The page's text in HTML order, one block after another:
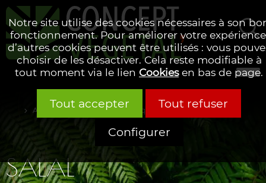
Notre site utilise des cookies nécessaires à son
fonctionnement. Pour améliorer votre
d’autres cookies peuvent être utilisés : vous
choisir de les désactiver. Cela reste modifiable à
tout moment via le lien Cookiesen bas de page.
Tout accepter
Tout refuser
Configurer
Rechercher
Accueil Glossaire alphabétique
SALAL